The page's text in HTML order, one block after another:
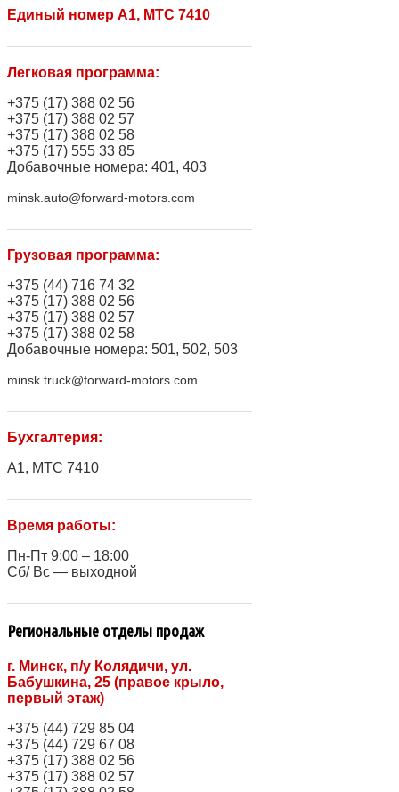
Единый номер A1, МТС 7410
Легковая программа:
+375 (17) 388 02 56
+375 (17) 388 02 57
+375 (17) 388 02 58
+375 (17) 555 33 85
Добавочные номера: 401, 403
minsk.auto@forward-motors.com
Грузовая программа:
+375 (44) 716 74 32
+375 (17) 388 02 56
+375 (17) 388 02 57
+375 (17) 388 02 58
Добавочные номера: 501, 502, 503
minsk.truck@forward-motors.com
Бухгалтерия:
A1, МТС 7410
Время работы:
Пн-Пт 9:00 – 18:00
Сб/ Вс — выходной
Региональные отделы продаж
г. Минск, п/у Колядичи, ул.
Бабушкина, 25 (правое крыло,
первый этаж)
+375 (44) 729 85 04
+375 (44) 729 67 08
+375 (17) 388 02 56
+375 (17) 388 02 57